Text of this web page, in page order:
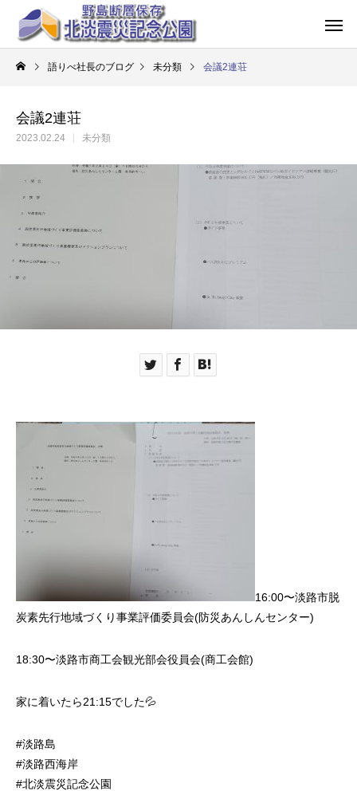
語りべ社長のブログ 未分類 会議2連荘
会議2連荘
2023.02.24 未分類
16:00〜淡路市脱
炭素先行地域づくり事業評価委員会(防災あんしんセンター)
18:30〜淡路市商工会観光部会役員会(商工会館)
家に着いたら21:15でした💦
#淡路島
#淡路西海岸
#北淡震災記念公園